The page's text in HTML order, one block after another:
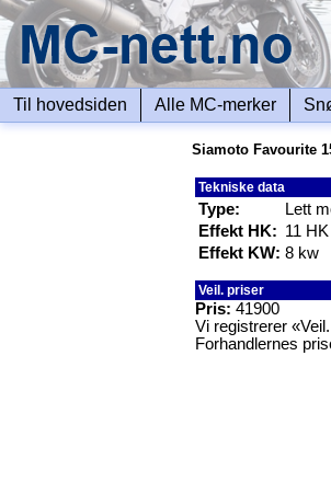
Til hovedsiden Alle MC-merker
Siamoto Favourite
Tekniske data
Type:
Lett
Effekt HK: 11 HK
Effekt KW: 8 kw
Veil. priser
Pris: 41900
Vi registrerer
Forhandlernes